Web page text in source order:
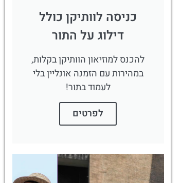
כניסה לוותיקן כולל
דילוג על התור
להכנס למוזיאון הוותיקן בקלות,
במהירות עם הזמנה אונליין בלי
לעמוד בתור!
לפרטים